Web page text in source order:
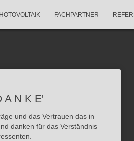
FACHPARTNER
A N K E'
und das Vertrauen das in
danken für das Verständnis